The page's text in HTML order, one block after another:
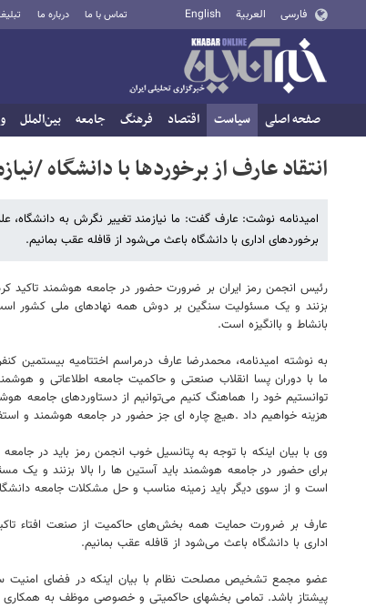
فارسی العربية English تماس با ما درباره ما
صفحه اصلی سیاست اقتصاد فرهنگ جامعه بین‌الملل
انتقاد عارف از برخوردها با دانشگاه /
امیدنامه نوشت: عارف گفت: ما نیازمند تغییر نگرش به
برخوردهای اداری با دانشگاه باعث می‌شود از قافله عقب بمانیم.
رئیس انجمن رمز ایران بر ضرورت حضور در جامعه هوشمند تاکید
بزنند و یک مسئولیت سنگین بر دوش همه نهادهای ملی کشور
بانشاط و باانگیزه است.
به نوشته امیدنامه، محمدرضا عارف درمراسم اختتامیه بیستمین
ما با دوران پسا انقلاب صنعتی و حاکمیت جامعه اطلاعاتی و
توانستیم خود را هماهنگ کنیم می‌توانیم از دستاوردهای جامعه
هزینه خواهیم داد .هیچ چاره ای جز حضور در جامعه هوشمند و
وی با بیان اینکه با توجه به پتانسیل خوب انجمن رمز باید در
برای حضور در جامعه هوشمند باید آستین ها را بالا بزنند و یک
است و از سوی دیگر باید زمینه مناسب و حل مشکلات جامعه
عارف بر ضرورت حمایت همه بخش‌های حاکمیت از صنعت افتاء
اداری با دانشگاه باعث می‌شود از قافله عقب بمانیم.
عضو مجمع تشخیص مصلحت نظام با بیان اینکه در فضای امنیت
پیشتاز باشد. تمامی بخشهای حاکمیتی و خصوصی موظف به